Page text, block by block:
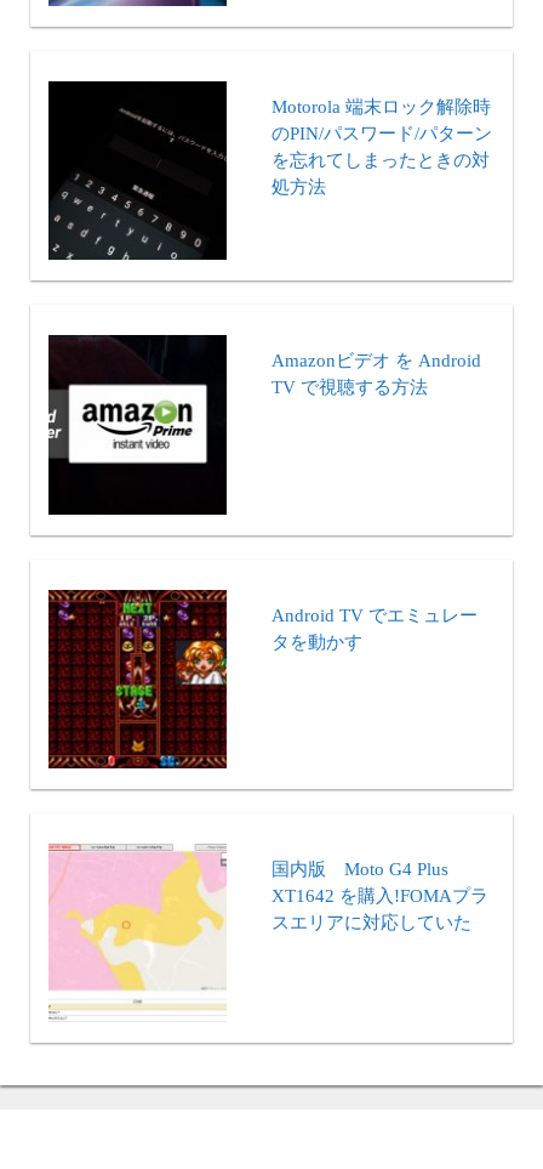
Motorola 端末ロック解除時
のPIN/パスワード/パターン
を忘れてしまったときの対
処方法
Amazonビデオ を Android
TV で視聴する方法
Android TV でエミュレー
タを動かす
国内版 Moto G4 Plus
XT1642 を購入!FOMAプラ
スエリアに対応していた